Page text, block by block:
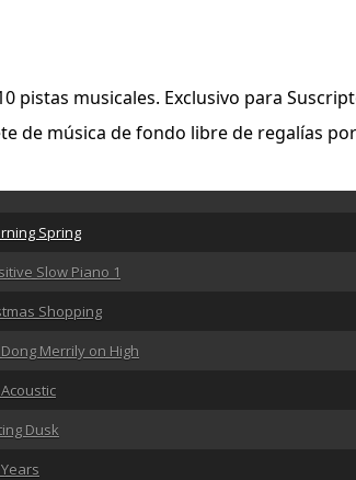
pistas musicales. Exclusivo para
de música de fondo libre de regalías
Spring
Slow Piano 1
Shopping
Merrily on High
Dusk